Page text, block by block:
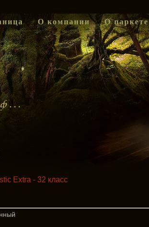
О компании О паркете
Extra - 32 класс